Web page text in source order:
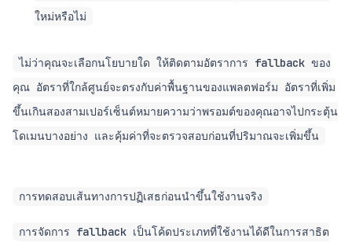
ใหม่หรือไม่
ไม่ว่าคุณจะเลือกนโยบายใด ให้ติดตามอัตราการ fallback ของ
คุณ อัตราที่ใกล้ศูนย์จะตรงกับค่าพื้นฐานของแพลตฟอร์ม อัตราที่เพิ่ม
ขึ้นเกินสองสามเปอร์เซ็นต์หมายความว่าพรอมต์ของคุณอาจไปกระตุ้น
โดเมนบางอย่าง และคุ้มค่าที่จะตรวจสอบก่อนที่ปริมาณจะเพิ่มขึ้น
การทดสอบเส้นทางการปฏิเสธก่อนนำขึ้นใช้งานจริง
การจัดการ fallback เป็นโค้ดประเภทที่ใช้งานได้ดีในการสาธิต